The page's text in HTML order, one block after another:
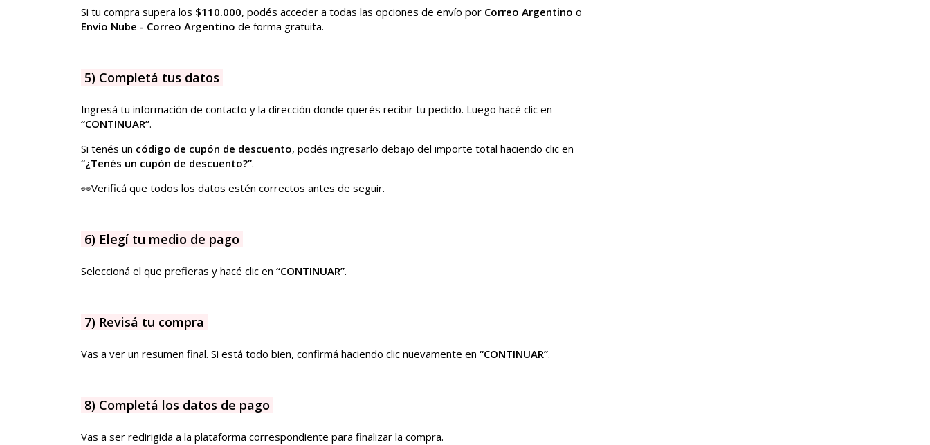
Si tu compra supera los $110.000, podés acceder a todas las opciones de envío por Correo Argentino o
Envío Nube - Correo Argentino de forma gratuita.
5) Completá tus datos
Ingresá tu información de contacto y la dirección donde querés recibir tu pedido. Luego hacé clic en
“CONTINUAR”.
Si tenés un código de cupón de descuento, podés ingresarlo debajo del importe total haciendo clic en
“¿Tenés un cupón de descuento?”.
👀Verificá que todos los datos estén correctos antes de seguir.
6) Elegí tu medio de pago
Seleccioná el que prefieras y hacé clic en “CONTINUAR”.
7) Revisá tu compra
Vas a ver un resumen final. Si está todo bien, confirmá haciendo clic nuevamente en “CONTINUAR”.
8) Completá los datos de pago
Vas a ser redirigida a la plataforma correspondiente para finalizar la compra.